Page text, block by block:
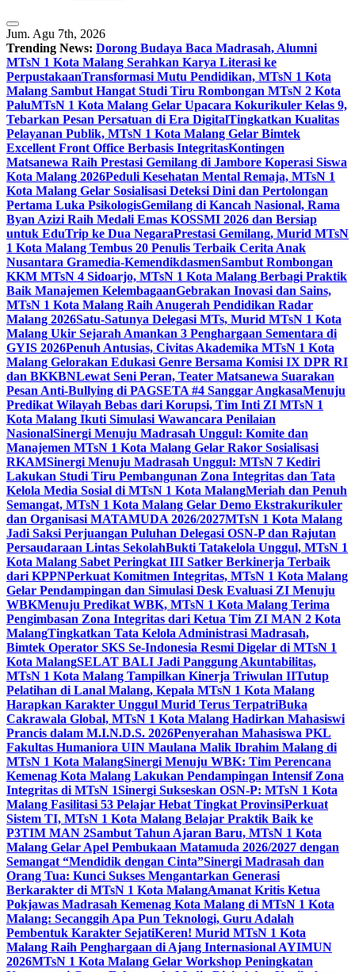
Jum. Agu 7th, 2026
Trending News: Dorong Budaya Baca Madrasah, Alumni
MTsN 1 Kota Malang Serahkan Karya Literasi ke
PerpustakaanTransformasi Mutu Pendidikan, MTsN 1 Kota
Malang Sambut Hangat Studi Tiru Rombongan MTsN 2 Kota
PaluMTsN 1 Kota Malang Gelar Upacara Kokurikuler Kelas 9,
Tebarkan Pesan Persatuan di Era DigitalTingkatkan Kualitas
Pelayanan Publik, MTsN 1 Kota Malang Gelar Bimtek
Excellent Front Office Berbasis IntegritasKontingen
Matsanewa Raih Prestasi Gemilang di Jambore Koperasi Siswa
Kota Malang 2026Peduli Kesehatan Mental Remaja, MTsN 1
Kota Malang Gelar Sosialisasi Deteksi Dini dan Pertolongan
Pertama Luka PsikologisGemilang di Kancah Nasional, Rama
Byan Azizi Raih Medali Emas KOSSMI 2026 dan Bersiap
untuk EduTrip ke Dua NegaraPrestasi Gemilang, Murid MTsN
1 Kota Malang Tembus 20 Penulis Terbaik Cerita Anak
Nusantara Gramedia-KemendikdasmenSambut Rombongan
KKM MTsN 4 Sidoarjo, MTsN 1 Kota Malang Berbagi Praktik
Baik Manajemen KelembagaanGebrakan Inovasi dan Sains,
MTsN 1 Kota Malang Raih Anugerah Pendidikan Radar
Malang 2026Satu-Satunya Delegasi MTs, Murid MTsN 1 Kota
Malang Ukir Sejarah Amankan 3 Penghargaan Sementara di
GYIS 2026Penuh Antusias, Civitas Akademika MTsN 1 Kota
Malang Gelorakan Edukasi Genre Bersama Komisi IX DPR RI
dan BKKBNLewat Seni Peran, Teater Matsanewa Suarakan
Pesan Anti-Bullying di PAGSETA #4 Sanggar AngkasaMenuju
Predikat Wilayah Bebas dari Korupsi, Tim Inti ZI MTsN 1
Kota Malang Ikuti Simulasi Wawancara Penilaian
NasionalSinergi Menuju Madrasah Unggul: Komite dan
Manajemen MTsN 1 Kota Malang Gelar Rakor Sosialisasi
RKAMSinergi Menuju Madrasah Unggul: MTsN 7 Kediri
Lakukan Studi Tiru Pembangunan Zona Integritas dan Tata
Kelola Media Sosial di MTsN 1 Kota MalangMeriah dan Penuh
Semangat, MTsN 1 Kota Malang Gelar Demo Ekstrakurikuler
dan Organisasi MATAMUDA 2026/2027MTsN 1 Kota Malang
Jadi Saksi Perjuangan Puluhan Delegasi OSN-P dan Rajutan
Persaudaraan Lintas SekolahBukti Tatakelola Unggul, MTsN 1
Kota Malang Sabet Peringkat III Satker Berkinerja Terbaik
dari KPPNPerkuat Komitmen Integritas, MTsN 1 Kota Malang
Gelar Pendampingan dan Simulasi Desk Evaluasi ZI Menuju
WBKMenuju Predikat WBK, MTsN 1 Kota Malang Terima
Pengimbasan Zona Integritas dari Ketua Tim ZI MAN 2 Kota
MalangTingkatkan Tata Kelola Administrasi Madrasah,
Bimtek Operator SKS Se-Indonesia Resmi Digelar di MTsN 1
Kota MalangSELAT BALI Jadi Panggung Akuntabilitas,
MTsN 1 Kota Malang Tampilkan Kinerja Triwulan IITutup
Pelatihan di Lanal Malang, Kepala MTsN 1 Kota Malang
Harapkan Karakter Unggul Murid Terus TerpatriBuka
Cakrawala Global, MTsN 1 Kota Malang Hadirkan Mahasiswi
Prancis dalam M.I.N.D.S. 2026Penyerahan Mahasiswa PKL
Fakultas Humaniora UIN Maulana Malik Ibrahim Malang di
MTsN 1 Kota MalangSinergi Menuju WBK: Tim Perencana
Kemenag Kota Malang Lakukan Pendampingan Intensif Zona
Integritas di MTsN 1Sinergi Sukseskan OSN-P: MTsN 1 Kota
Malang Fasilitasi 53 Pelajar Hebat Tingkat ProvinsiPerkuat
Sistem TI, MTsN 1 Kota Malang Belajar Praktik Baik ke
P3TIM MAN 2Sambut Tahun Ajaran Baru, MTsN 1 Kota
Malang Gelar Apel Pembukaan Matamuda 2026/2027 dengan
Semangat “Mendidik dengan Cinta”Sinergi Madrasah dan
Orang Tua: Kunci Sukses Mengantarkan Generasi
Berkarakter di MTsN 1 Kota MalangAmanat Kritis Ketua
Pokjawas Madrasah Kemenag Kota Malang di MTsN 1 Kota
Malang: Secanggih Apa Pun Teknologi, Guru Adalah
Pembentuk Karakter SejatiKeren! Murid MTsN 1 Kota
Malang Raih Penghargaan di Ajang Internasional AYIMUN
2026MTsN 1 Kota Malang Gelar Workshop Peningkatan